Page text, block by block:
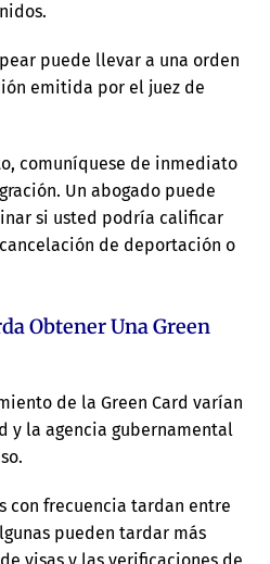
puede llevar a una orden
emitida por el juez de
comuníquese de inmediato
Un abogado puede
si usted podría calificar
de deportación o
Obtener Una Green
de la Green Card varían
y la agencia gubernamental
con frecuencia tardan entre
pueden tardar más